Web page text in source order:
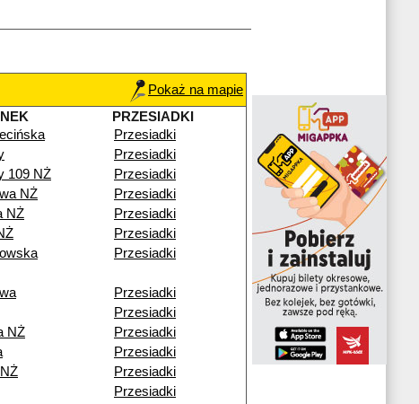
Pokaż na mapie
PRZESIADKI
Przesiadki
Przesiadki
109 NŻ
Przesiadki
NŻ
Przesiadki
NŻ
Przesiadki
Przesiadki
Przesiadki
Przesiadki
Przesiadki
NŻ
Przesiadki
Przesiadki
Przesiadki
Przesiadki